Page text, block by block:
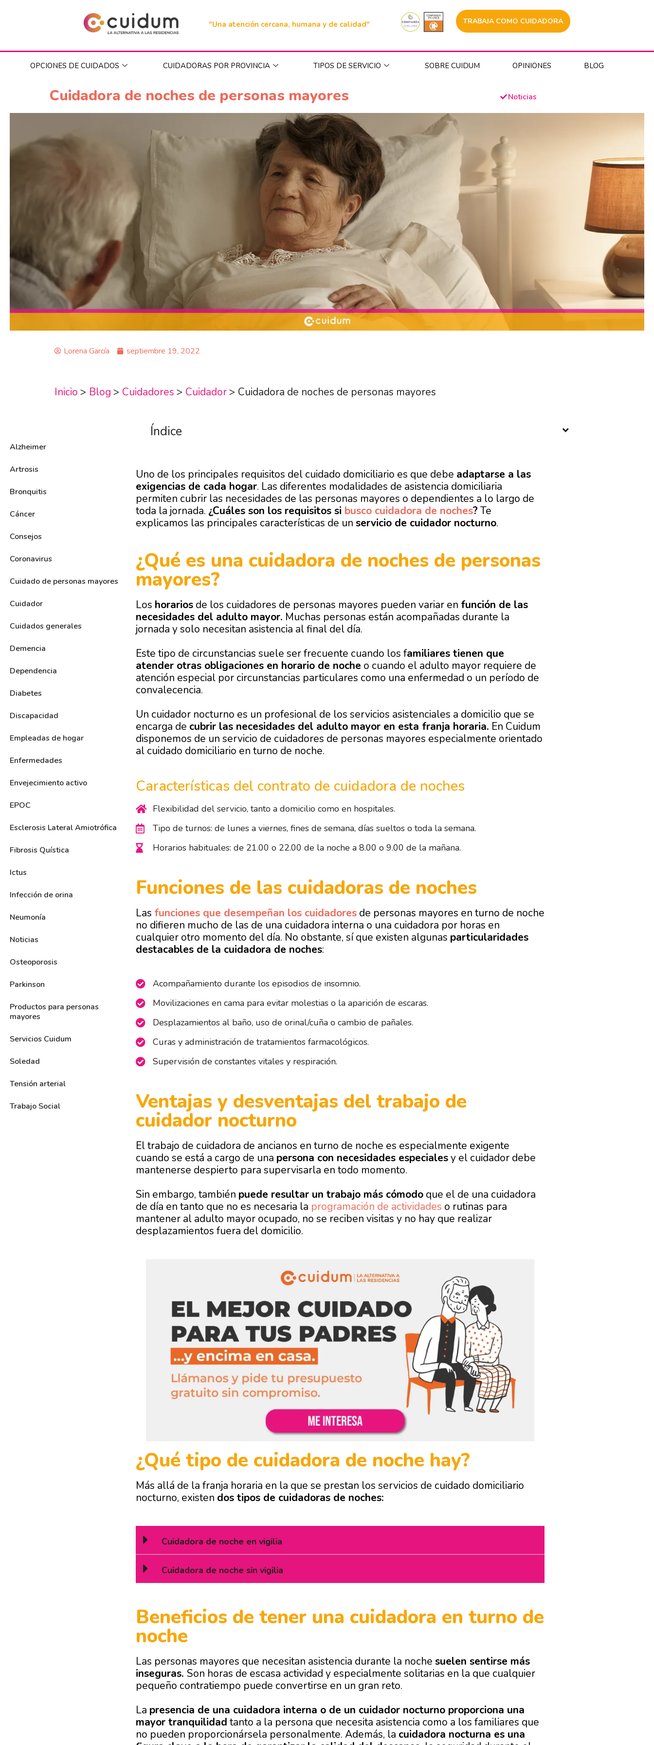
"Una atención cercana, humana y de calidad" TRABAJA COMO CUIDADORA
OPCIONES DE CUIDADOS CUIDADORAS POR PROVINCIA TIPOS DE SERVICIO SOBRE CUIDUM OPINIONES BLOG
Cuidadora de noches de personas mayores Noticias
Lorena García septiembre 19, 2022
Inicio > Blog > Cuidadores > Cuidador> Cuidadora de noches de personas mayores
Alzheimer
Artrosis
Bronquitis
Cáncer
Consejos
Coronavirus
Cuidado de personas mayores
Cuidador
Cuidados generales
Demencia
Dependencia
Diabetes
Discapacidad
Empleadas de hogar
Enfermedades
Envejecimiento activo
EPOC
Esclerosis Lateral Amiotrófica
Fibrosis Quística
Ictus
Infección de orina
Neumonía
Noticias
Osteoporosis
Parkinson
Productos para personas
mayores
Servicios Cuidum
Soledad
Tensión arterial
Trabajo Social
Índice
Uno de los principales requisitos del cuidado domiciliario es que debe adaptarse a las
exigencias de cada hogar. Las diferentes modalidades de asistencia domiciliaria
permiten cubrir las necesidades de las personas mayores o dependientes a lo largo de
toda la jornada. ¿Cuáles son los requisitos si busco cuidadora de noches? Te
explicamos las principales características de un servicio de cuidador nocturno.
¿Qué es una cuidadora de noches de personas
mayores?
Los horariosde los cuidadores de personas mayores pueden variar en función de las
necesidades del adulto mayor. Muchas personas están acompañadas durante la
jornada y solo necesitan asistencia al final del día.
Este tipo de circunstancias suele ser frecuente cuando los familiares tienen que
atender otras obligaciones en horario de noche o cuando el adulto mayor requiere de
atención especial por circunstancias particulares como una enfermedad o un período de
convalecencia.
Un cuidador nocturno es un profesional de los servicios asistenciales a domicilio que se
encarga de cubrir las necesidades del adulto mayor en esta franja horaria. En Cuidum
disponemos de un servicio de cuidadores de personas mayores especialmente orientado
al cuidado domiciliario en turno de noche.
Características del contrato de cuidadora de noches
Flexibilidad del servicio, tanto a domicilio como en hospitales.
Tipo de turnos: de lunes a viernes, fines de semana, días sueltos o toda la semana.
Horarios habituales: de 21.00 o 22.00 de la noche a 8.00 o 9.00 de la mañana.
Funciones de las cuidadoras de noches
Las funciones que desempeñan los cuidadoresde personas mayores en turno de noche
no difieren mucho de las de una cuidadora interna o una cuidadora por horas en
cualquier otro momento del día. No obstante, sí que existen algunas particularidades
destacables de la cuidadora de noches:
Acompañamiento durante los episodios de insomnio.
Movilizaciones en cama para evitar molestias o la aparición de escaras.
Desplazamientos al baño, uso de orinal/cuña o cambio de pañales.
Curas y administración de tratamientos farmacológicos.
Supervisión de constantes vitales y respiración.
Ventajas y desventajas del trabajo de
cuidador nocturno
El trabajo de cuidadora de ancianos en turno de noche es especialmente exigente
cuando se está a cargo de una persona con necesidades especialesy el cuidador debe
mantenerse despierto para supervisarla en todo momento.
Sin embargo, también puede resultar un trabajo más cómodoque el de una cuidadora
de día en tanto que no es necesaria la programación de actividades o rutinas para
mantener al adulto mayor ocupado, no se reciben visitas y no hay que realizar
desplazamientos fuera del domicilio.
¿Qué tipo de cuidadora de noche hay?
Más allá de la franja horaria en la que se prestan los servicios de cuidado domiciliario
nocturno, existen dos tipos de cuidadoras de noches:
Cuidadora de noche en vigilia
Cuidadora de noche sin vigilia
Beneficios de tener una cuidadora en turno de
noche
Las personas mayores que necesitan asistencia durante la noche suelen sentirse más
inseguras. Son horas de escasa actividad y especialmente solitarias en la que cualquier
pequeño contratiempo puede convertirse en un gran reto.
La presencia de una cuidadora interna o de un cuidador nocturno proporciona una
mayor tranquilidad tanto a la persona que necesita asistencia como a los familiares que
no pueden proporcionársela personalmente. Además, la cuidadora nocturna es una